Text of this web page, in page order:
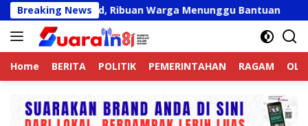
Langsung
ke
konten
Breaking News
Belum Valid, Ribuan Warga Menunggu Bantuan
Home BERITA POLITIK PEMERINTAHAN RAGAM